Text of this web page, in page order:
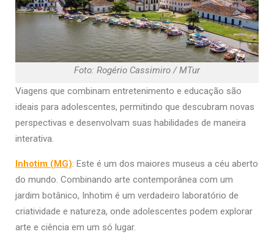
Foto: Rogério Cassimiro / MTur
Viagens que combinam entretenimento e educação são
ideais para adolescentes, permitindo que descubram novas
perspectivas e desenvolvam suas habilidades de maneira
interativa.
Inhotim (MG): Este é um dos maiores museus a céu aberto
do mundo. Combinando arte contemporânea com um
jardim botânico, Inhotim é um verdadeiro laboratório de
criatividade e natureza, onde adolescentes podem explorar
arte e ciência em um só lugar.